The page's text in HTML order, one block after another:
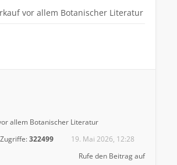
vor allem Botanischer Literatur
allem Botanischer Literatur
Zugriffe:322499
19. Mai 2026, 12:28
Rufe den Beitrag auf